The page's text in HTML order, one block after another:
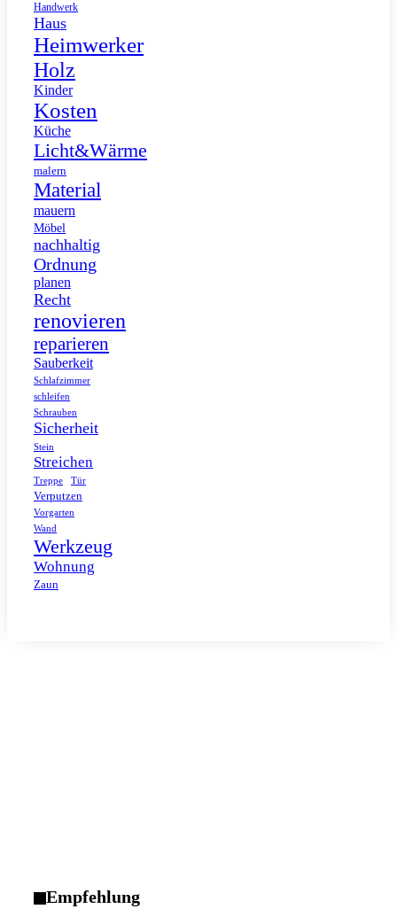
Handwerk
Haus
Heimwerker
Holz
Kinder
Kosten
Küche
Licht&Wärme
malern
Material
mauern
Möbel
nachhaltig
Ordnung
planen
Recht
renovieren
reparieren
Sauberkeit
Schlafzimmer
schleifen
Schrauben
Sicherheit
Stein
Streichen
Treppe Tür
Verputzen
Vorgarten
Wand
Werkzeug
Wohnung
Zaun
Empfehlung